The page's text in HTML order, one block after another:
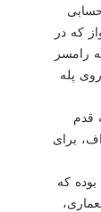
كه در
رامسر
پله
قدم
برای
متر مربع بوده كه